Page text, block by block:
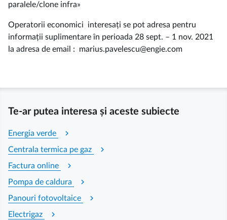
paralele/clone infra»
Operatorii economici interesați se pot adresa pentru
informații suplimentare în perioada 28 sept. – 1 nov. 2021
la adresa de email : marius.pavelescu@engie.com
Te-ar putea interesa și aceste subiecte
Energia verde chevron_right
Centrala termica pe gaz chevron_right
Factura online chevron_right
Pompa de caldura chevron_right
Panouri fotovoltaice chevron_right
Electrigaz chevron_right